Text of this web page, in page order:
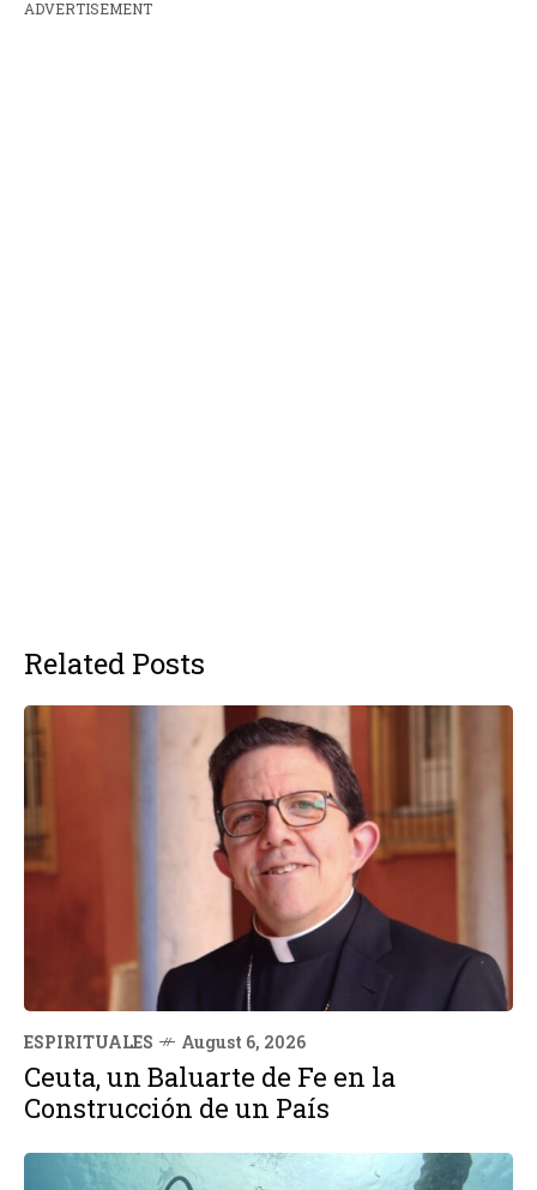
ADVERTISEMENT
Related Posts
ESPIRITUALES August 6, 2026
Ceuta, un Baluarte de Fe en la
Construcción de un País